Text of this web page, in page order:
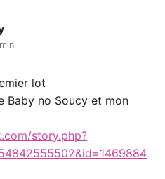
lot
Baby no Soucy et mon
story.php?